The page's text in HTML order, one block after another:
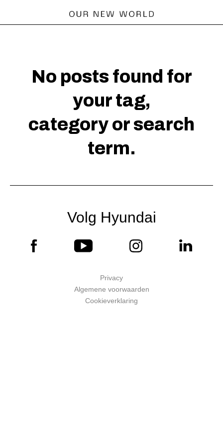
No posts found for
your tag,
category or search
term.
Volg Hyundai
Privacy
Algemene voorwaarden
Cookieverklaring